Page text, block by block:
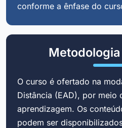
conforme a ênfase do
O curso é ofertado na
Distância (EAD), por meio
aprendizagem. Os
podem ser